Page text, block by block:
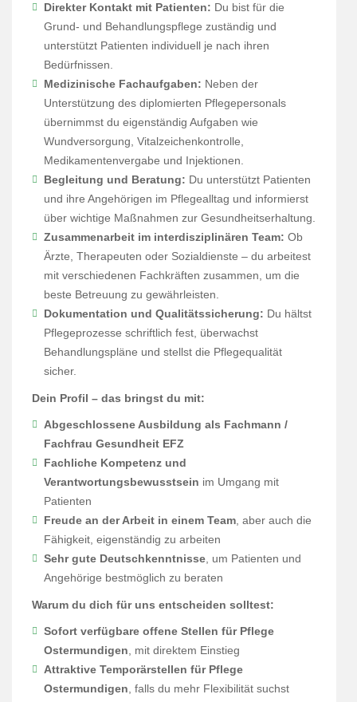
Direkter Kontakt mit Patienten: Du bist für die
Grund- und Behandlungspflege zuständig und
unterstützt Patienten individuell je nach ihren
Bedürfnissen.
Medizinische Fachaufgaben: Neben der
Unterstützung des diplomierten Pflegepersonals
übernimmst du eigenständig Aufgaben wie
Wundversorgung, Vitalzeichenkontrolle,
Medikamentenvergabe und Injektionen.
Begleitung und Beratung: Du unterstützt Patienten
und ihre Angehörigen im Pflegealltag und informierst
über wichtige Maßnahmen zur Gesundheitserhaltung.
Zusammenarbeit im interdisziplinären Team: Ob
Ärzte, Therapeuten oder Sozialdienste – du arbeitest
mit verschiedenen Fachkräften zusammen, um die
beste Betreuung zu gewährleisten.
Dokumentation und Qualitätssicherung: Du hältst
Pflegeprozesse schriftlich fest, überwachst
Behandlungspläne und stellst die Pflegequalität
sicher.
Dein Profil – das bringst du mit:
Abgeschlossene Ausbildung als Fachmann /
Fachfrau Gesundheit EFZ
Fachliche Kompetenz und
Verantwortungsbewusstsein im Umgang mit
Patienten
Freude an der Arbeit in einem Team , aber auch die
Fähigkeit, eigenständig zu arbeiten
Sehr gute Deutschkenntnisse , um Patienten und
Angehörige bestmöglich zu beraten
Warum du dich für uns entscheiden solltest:
Sofort verfügbare offene Stellen für Pflege
Ostermundigen , mit direktem Einstieg
Attraktive Temporärstellen für Pflege
Ostermundigen , falls du mehr Flexibilität suchst